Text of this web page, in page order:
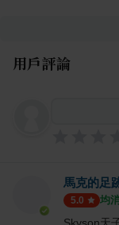
用戶評論
馬克的足
5.0 均